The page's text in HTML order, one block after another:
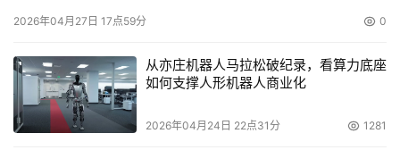
2026年04月27日 17点59分 0
从亦庄机器人马拉松破纪录，看算力底座
如何支撑人形机器人商业化
2026年04月24日 22点31分 1281